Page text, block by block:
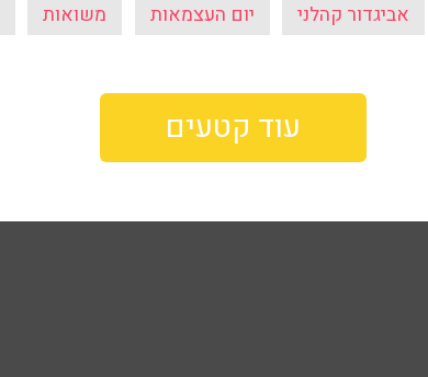
אביגדור קהלני יום העצמאות משואות
עוד קטעים